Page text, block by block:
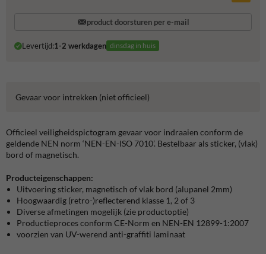
product doorsturen per e-mail
Levertijd:1-2 werkdagen dinsdag in huis
Gevaar voor intrekken (niet officieel)
Officieel veiligheidspictogram gevaar voor indraaien conform de
geldende NEN norm ‘NEN-EN-ISO 7010’. Bestelbaar als sticker, (vlak)
bord of magnetisch.
Producteigenschappen:
Uitvoering sticker, magnetisch of vlak bord (alupanel 2mm)
Hoogwaardig (retro-)reflecterend klasse 1, 2 of 3
Diverse afmetingen mogelijk (zie productoptie)
Productieproces conform CE-Norm en NEN-EN 12899-1:2007
voorzien van UV-werend anti-graffiti laminaat